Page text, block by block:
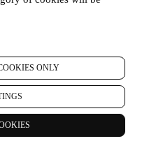
ONLY
sur d’autres sites,
site Web ou, si vous avez
pertinentes qui
que nous croyons
pas d’autres effets.
à votre consentement. Si
soient utilisées
du contenu ou des
vous pouvez limiter